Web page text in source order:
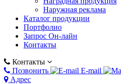
Наружная реклама
Каталог продукции
Портфолио
Запрос Он-лайн
Контакты
Контакты
Позвонить
E-mail
Адрес